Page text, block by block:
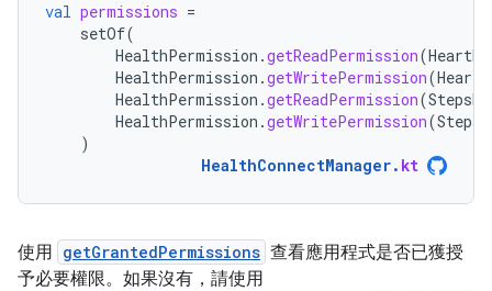
val permissions =
setOf(
HealthPermission .getReadPermission(
HealthPermission .getWritePermission(
HealthPermission .getReadPermission(
HealthPermission .getWritePermission(
)
HealthConnectManager. kt
使用 getGrantedPermissions 查看應用程式是否已獲授
予必要權限。如果沒有，請使用